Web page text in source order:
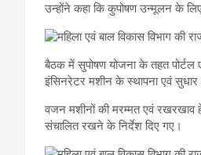
उन्होंने कहा कि कुपोषण उन्मूलन के लिए
बैठक में सुपोषण योजना के तहत पोर्टल
इंसिनरेटर मशीन के स्थापना एवं सुधार
वजन मशीनों की मरम्मत एवं रखरखाव
संचालित रखने के निर्देश दिए गए।